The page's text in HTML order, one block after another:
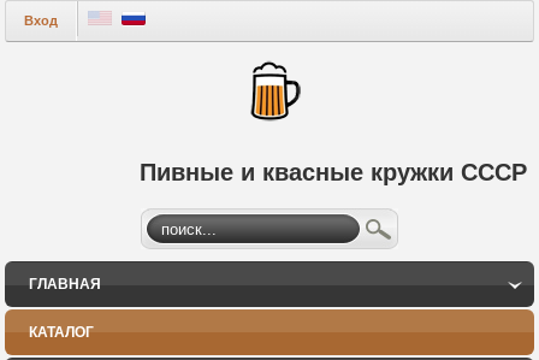
Пивные и квасные кружки СССР
Вход
ГЛАВНАЯ
КАТАЛОГ